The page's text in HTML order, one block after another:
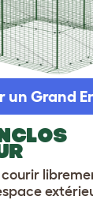
courir
un Grand